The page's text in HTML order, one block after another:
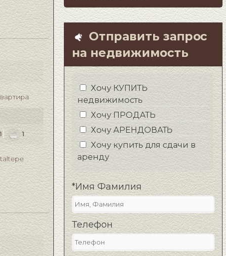
1
Отправить запрос
на недвижимость
Хочу КУПИТЬ
недвижимость
Хочу ПРОДАТЬ
Хочу АРЕНДОВАТЬ
Хочу купить для сдачи в
аренду
*Имя Фамилия
Телефон